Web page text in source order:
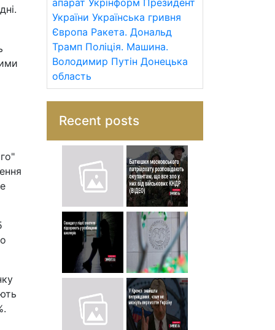
апарат Укрінформ Президент
України Українська гривня
Європа Ракета. Дональд
Трамп Поліція. Машина.
Володимир Путін Донецька
область
Recent posts